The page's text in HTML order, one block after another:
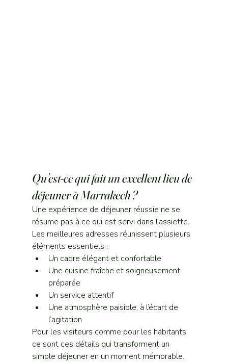
Qu’est-ce qui fait un excellent lieu de
déjeuner à Marrakech ?
Une expérience de déjeuner réussie ne se
résume pas à ce qui est servi dans l’assiette.
Les meilleures adresses réunissent plusieurs
éléments essentiels :
Un cadre élégant et confortable
Une cuisine fraîche et soigneusement
préparée
Un service attentif
Une atmosphère paisible, à l’écart de
l’agitation
Pour les visiteurs comme pour les habitants,
ce sont ces détails qui transforment un
simple déjeuner en un moment mémorable.